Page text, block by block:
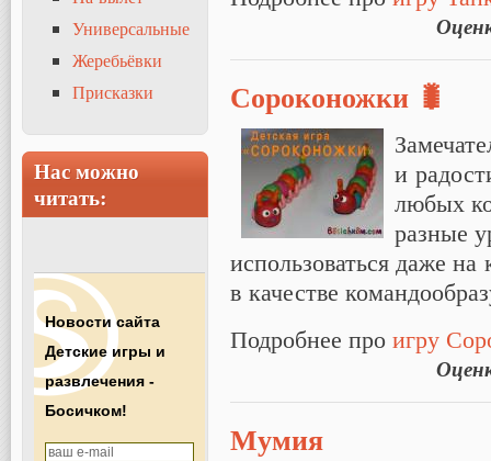
Сороконожки 🐛
и
любых
разные
использоваться даже
в качестве
Подробнее про игру
Мумия
Универсальные
Жеребьёвки
Присказки
Нас можно
читать:
Новости сайта
Детские игры и
развлечения -
Босичком!